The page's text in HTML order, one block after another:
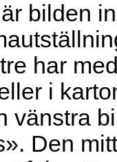
bilden
har
i
vänstra
Den